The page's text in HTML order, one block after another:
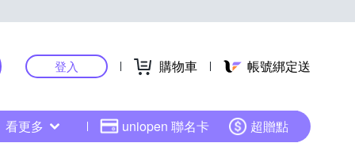
登入 購物車 帳號綁定送
看更多 uniopen 聯名卡 超贈點